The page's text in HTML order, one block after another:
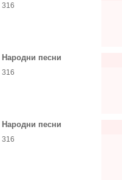
316
Народни песни
316
Народни песни
316